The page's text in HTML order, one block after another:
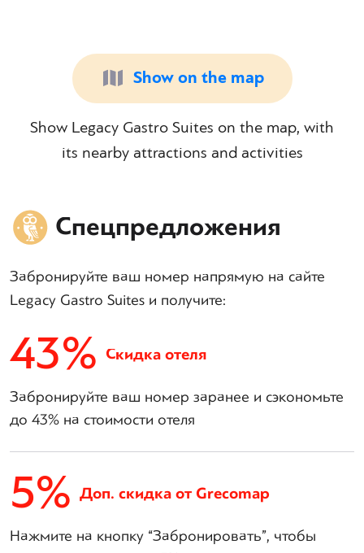
Show on the map
Show Legacy Gastro Suites on the map, with
its nearby attractions and activities
Спецпредложения
Забронируйте ваш номер напрямую на сайте
Legacy Gastro Suites и получите:
43% Скидка отеля
Забронируйте ваш номер заранее и сэкономьте
до 43% на стоимости отеля
5% Доп. скидка от Grecomap
Нажмите на кнопку “Забронировать”, чтобы